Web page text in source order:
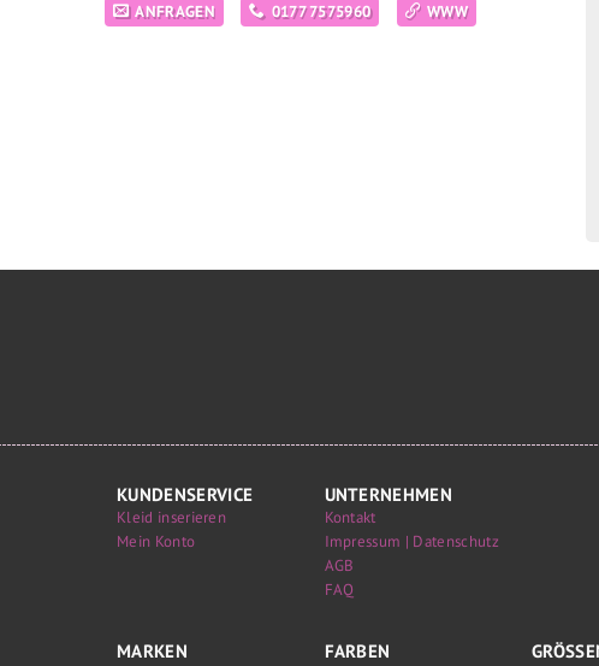
ANFRAGEN 0177 7575960 WWW
KUNDENSERVICE
Kleid inserieren
Mein Konto
UNTERNEHMEN
Kontakt
Impressum | Datenschutz
AGB
FAQ
MARKEN FARBEN